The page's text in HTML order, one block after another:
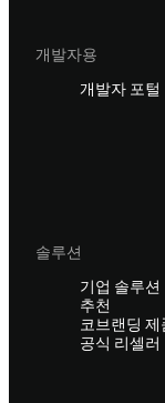
개발자용
개발자 포털
솔루션
기업 솔루션
추천
코브랜딩 제
공식 리셀러